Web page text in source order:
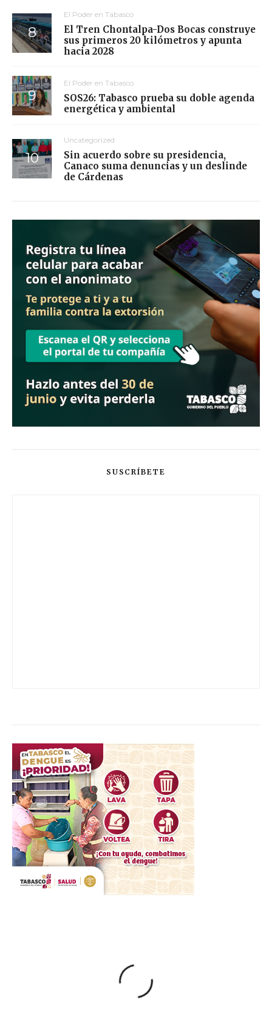
El Poder en Tabasco
El Tren Chontalpa-Dos Bocas construye
sus primeros 20 kilómetros y apunta
hacia 2028
El Poder en Tabasco
SOS26: Tabasco prueba su doble agenda
energética y ambiental
Uncategorized
Sin acuerdo sobre su presidencia,
Canaco suma denuncias y un deslinde
de Cárdenas
SUSCRÍBETE